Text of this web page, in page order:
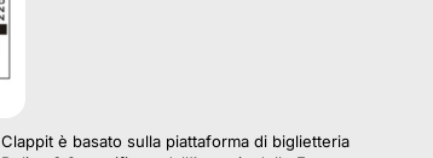
Clappit è basato sulla piattaforma di biglietteria